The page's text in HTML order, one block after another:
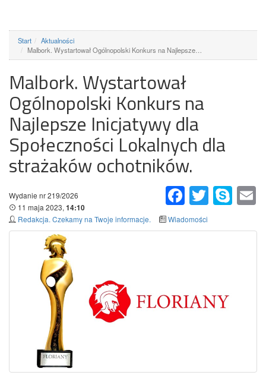
Start
Aktualności
Malbork. Wystartował Ogólnopolski Konkurs na Najlepsze…
Malbork. Wystartował
Ogólnopolski Konkurs na
Najlepsze Inicjatywy dla
Społeczności Lokalnych dla
strażaków ochotników.
FacebookTwitter Skype
Wydanie nr 219/2026
11 maja 2023, 14:10
Redakcja. Czekamy na Twoje informacje.
Wiadomości